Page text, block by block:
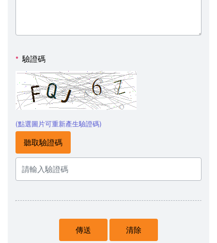
* 驗證碼
(點選圖片可重新產生驗證碼)
聽取驗證碼